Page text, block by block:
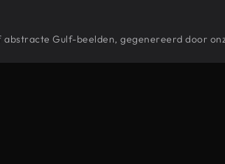
Gulf-beelden, gegenereerd door